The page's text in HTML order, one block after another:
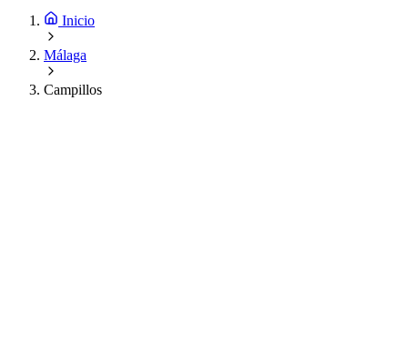
Inicio
Málaga
Campillos